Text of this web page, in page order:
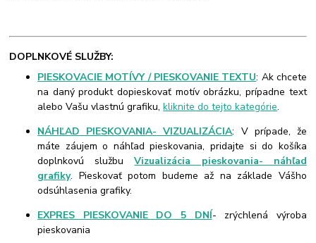
DOPLNKOVÉ SLUŽBY:
PIESKOVACIE MOTÍVY / PIESKOVANIE TEXTU: Ak chcete
na daný produkt dopieskovať motív obrázku, prípadne text
alebo Vašu vlastnú grafiku,kliknite do tejto kategórie.
NÁHĽAD PIESKOVANIA- VIZUALIZÁCIA: V prípade, že
máte záujem o náhľad pieskovania, pridajte si do košíka
doplnkovú službuVizualizácia pieskovania- náhľad
grafiky. Pieskovať potom budeme až na základe Vášho
odsúhlasenia grafiky.
EXPRES PIESKOVANIE DO 5 DNÍ- zrýchlená výroba
pieskovania